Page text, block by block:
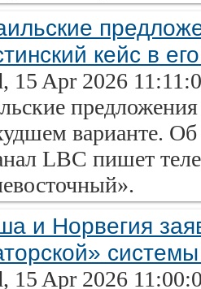
кейс в
15 Apr 2026
варианте.
LBC пишет
и Норвегия
15 Apr 2026